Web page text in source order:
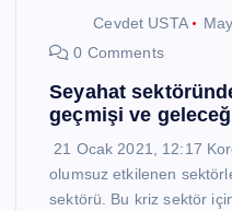
Cevdet USTA
0 Comments
Seyahat
geçmişi ve
21 Ocak 2021, 12:17
olumsuz etkilenen
sektörü. Bu kriz sektör